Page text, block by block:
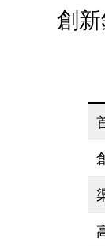
創